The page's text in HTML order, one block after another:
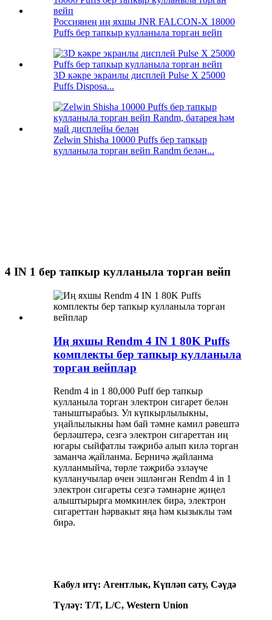
Россиянең иң яхшы JNR FALCON-X 18000
Puffs бер тапкыр кулланыла торган вейп
3D кәкре экранлы дисплей Pulse X 25000
Puffs Disposa...
Zelwin Shisha 10000 Puffs бер тапкыр
кулланыла торган вейп Randm белән...
4 IN 1 бер тапкыр кулланыла торган вейп
Иң яхшы Rendm 4 IN 1 80K Puffs
комплекты бер тапкыр кулланыла
торган вейплар
Rendm 4 in 1 80,000 Puff бер тапкыр
кулланыла торган электрон сигарет белән
таныштырабыз. Ул күпкырлылыкны,
уңайлылыкны һәм бай тәмне камил рәвештә
берләштерә, сезгә электрон сигареттан иң
югары сыйфатлы тәҗрибә алып килә торган
заманча җайланма. Берничә җайланма
кулланмыйча, төрле тәҗрибә эзләүче
кулланучылар өчен эшләнгән Rendm 4 in 1
электрон сигареты сезгә тәмнәрне җиңел
алыштырырга мөмкинлек бирә, электрон
сигареттан һәрвакыт яңа һәм кызыклы тәм
бирә.
Кабул итү: Агентлык, Күпләп сату, Сәүдә
Түләү: T/T, L/C, Western Union